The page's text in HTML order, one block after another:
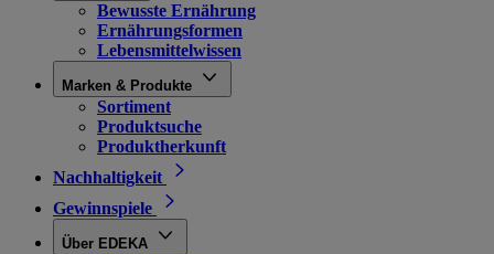
Bewusste Ernährung
Ernährungsformen
Lebensmittelwissen
Marken & Produkte
Sortiment
Produktsuche
Produktherkunft
Nachhaltigkeit
Gewinnspiele
Über EDEKA